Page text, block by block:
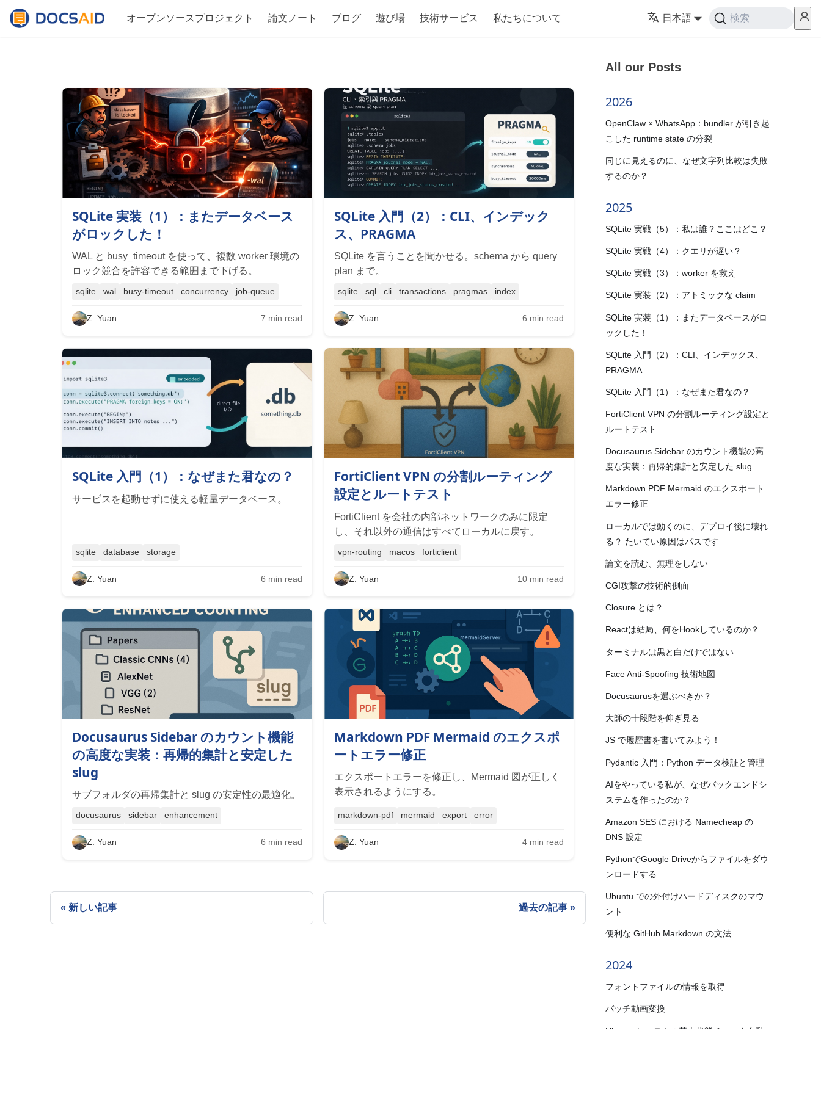
オープンソースプロジェクト 論文ノート ブログ 遊び場 技術サービス 私たちについて 日本語 検索
SQLite 実装（1）：またデータベース
がロックした！
WAL と busy_timeout を使って、複数 worker 環境の
ロック競合を許容できる範囲まで下げる。
sqlite wal busy-timeout concurrency job-queue
Z. Yuan 7 min read
SQLite 入門（2）：CLI、インデック
ス、PRAGMA
SQLite を言うことを聞かせる。schema から query
plan まで。
sqlite sql cli transactions pragmas index
Z. Yuan 6 min read
SQLite 入門（1）：なぜまた君なの？
サービスを起動せずに使える軽量データベース。
sqlite database storage
Z. Yuan 6 min read
FortiClient VPN の分割ルーティング
設定とルートテスト
FortiClient を会社の内部ネットワークのみに限定
し、それ以外の通信はすべてローカルに戻す。
vpn-routing macos forticlient
Z. Yuan 10min read
Docusaurus Sidebar のカウント機能
の高度な実装：再帰的集計と安定した
slug
サブフォルダの再帰集計と slug の安定性の最適化。
docusaurus sidebar enhancement
Z. Yuan 6 min read
Markdown PDF Mermaid のエクスポ
ートエラー修正
エクスポートエラーを修正し、Mermaid 図が正しく
表示されるようにする。
markdown-pdf mermaid export error
Z. Yuan 4min read
新しい記事 過去の記事
All our Posts
2026
OpenClaw × WhatsApp：bundler が引き起
こした runtime state の分裂
同じに見えるのに、なぜ文字列比較は失敗
するのか？
2025
SQLite 実戦（5）：私は誰？ここはどこ？
SQLite 実戦（4）：クエリが遅い？
SQLite 実戦（3）：worker を救え
SQLite 実装（2）：アトミックな claim
SQLite 実装（1）：またデータベースがロ
ックした！
SQLite 入門（2）：CLI、インデックス、
PRAGMA
SQLite 入門（1）：なぜまた君なの？
FortiClient VPN の分割ルーティング設定と
ルートテスト
Docusaurus Sidebar のカウント機能の高
度な実装：再帰的集計と安定した slug
Markdown PDF Mermaid のエクスポート
エラー修正
ローカルでは動くのに、デプロイ後に壊れ
る？ たいてい原因はパスです
論文を読む、無理をしない
CGI攻撃の技術的側面
Closure とは？
Reactは結局、何をHookしているのか？
ターミナルは黒と白だけではない
Face Anti-Spoofing 技術地図
Docusaurusを選ぶべきか？
大師の十段階を仰ぎ見る
JS で履歴書を書いてみよう！
Pydantic 入門：Python データ検証と管理
AIをやっている私が、なぜバックエンドシ
ステムを作ったのか？
Amazon SES における Namecheap の
DNS 設定
PythonでGoogle Driveからファイルをダウ
ンロードする
Ubuntu での外付けハードディスクのマウ
ント
便利な GitHub Markdown の文法
2024
フォントファイルの情報を取得
バッチ動画変換
Ubuntu システムの基本状態チェック自動